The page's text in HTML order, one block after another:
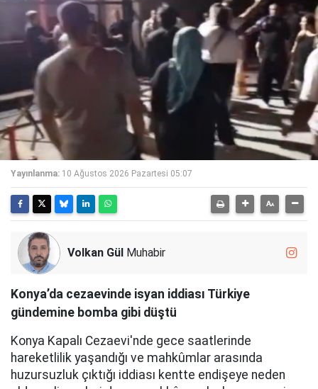
Yayınlanma: 10 Ağustos 2026 Pazartesi 05:07
Volkan Gül Muhabir
Konya’da cezaevinde isyan iddiası Türkiye
gündemine bomba gibi düştü
Konya Kapalı Cezaevi'nde gece saatlerinde
hareketlilik yaşandığı ve mahkûmlar arasında
huzursuzluk çıktığı iddiası kentte endişeye neden